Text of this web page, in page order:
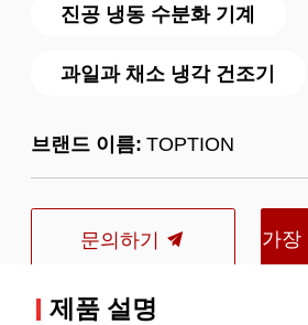
진공 냉동 수분화 기계
과일과 채소 냉각 건조기
브랜드 이름: TOPTION
문의하기 가장
제품 설명